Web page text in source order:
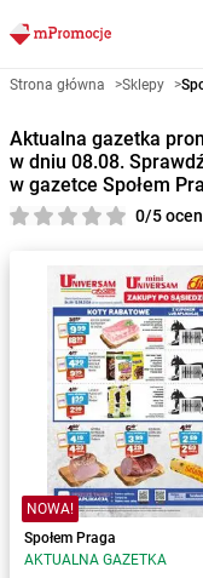
Strona główna >Sklepy >
Aktualna gazetka
w dniu 08.08.
w gazetce Społem
0/5
NOWA!
Społem Praga
AKTUALNA GAZETKA